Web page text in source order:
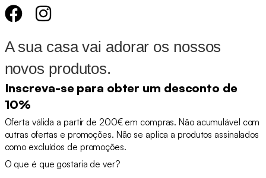
A sua casa vai adorar os nossos
novos produtos.
Inscreva-se para obter um desconto de
10%
Oferta válida a partir de 200€ em compras. Não acumulável com
outras ofertas e promoções. Não se aplica a produtos assinalados
como excluídos de promoções.
O que é que gostaria de ver?